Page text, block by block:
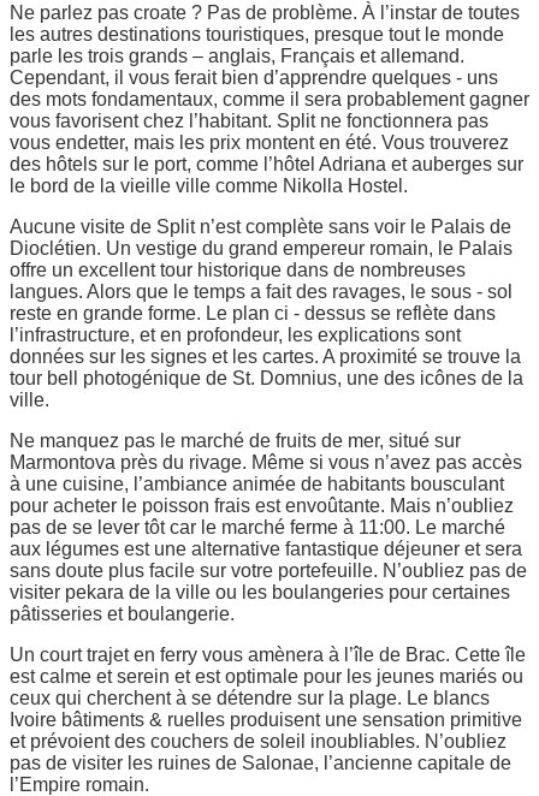
Ne parlez pas croate ? Pas de problème. À l’instar de toutes
les autres destinations touristiques, presque tout le monde
parle les trois grands – anglais, Français et allemand.
Cependant, il vous ferait bien d’apprendre quelques - uns
des mots fondamentaux, comme il sera probablement gagner
vous favorisent chez l’habitant. Split ne fonctionnera pas
vous endetter, mais les prix montent en été. Vous trouverez
des hôtels sur le port, comme l’hôtel Adriana et auberges sur
le bord de la vieille ville comme Nikolla Hostel.
Aucune visite de Split n’est complète sans voir le Palais de
Dioclétien. Un vestige du grand empereur romain, le Palais
offre un excellent tour historique dans de nombreuses
langues. Alors que le temps a fait des ravages, le sous - sol
reste en grande forme. Le plan ci - dessus se reflète dans
l’infrastructure, et en profondeur, les explications sont
données sur les signes et les cartes. A proximité se trouve la
tour bell photogénique de St. Domnius, une des icônes de la
ville.
Ne manquez pas le marché de fruits de mer, situé sur
Marmontova près du rivage. Même si vous n’avez pas accès
à une cuisine, l’ambiance animée de habitants bousculant
pour acheter le poisson frais est envoûtante. Mais n’oubliez
pas de se lever tôt car le marché ferme à 11:00. Le marché
aux légumes est une alternative fantastique déjeuner et sera
sans doute plus facile sur votre portefeuille. N’oubliez pas de
visiter pekara de la ville ou les boulangeries pour certaines
pâtisseries et boulangerie.
Un court trajet en ferry vous amènera à l’île de Brac. Cette île
est calme et serein et est optimale pour les jeunes mariés ou
ceux qui cherchent à se détendre sur la plage. Le blancs
Ivoire bâtiments & ruelles produisent une sensation primitive
et prévoient des couchers de soleil inoubliables. N’oubliez
pas de visiter les ruines de Salonae, l’ancienne capitale de
l’Empire romain.